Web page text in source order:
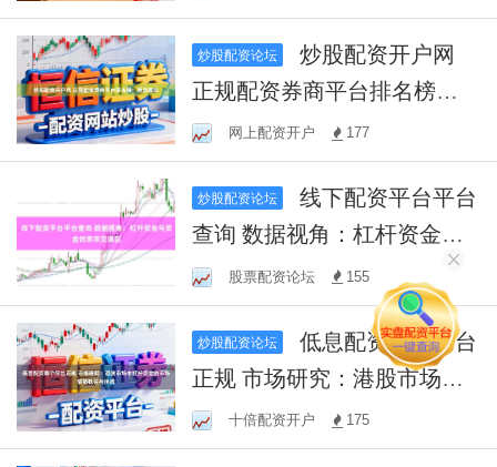
炒股配资论坛
炒股配资开户网
正规配资券商平台排名榜：
精选推荐
网上配资开户 177
炒股配资论坛
线下配资平台平台
查询 数据视角：杠杆资金与
资金效率常见误区
股票配资论坛 155
炒股配资论坛
低息配资哪个平台
正规 市场研究：港股市场中
杠杆资金的市场情绪机会与
挑战
十倍配资开户 175